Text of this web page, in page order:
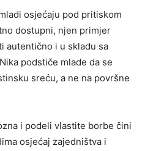
osjećaju pod pritiskom
dostupni, njen primjer
autentično i u skladu sa
podstiče mlade da se
sreću, a ne na površne
i podeli vlastite borbe čini
osjećaj zajedništva i